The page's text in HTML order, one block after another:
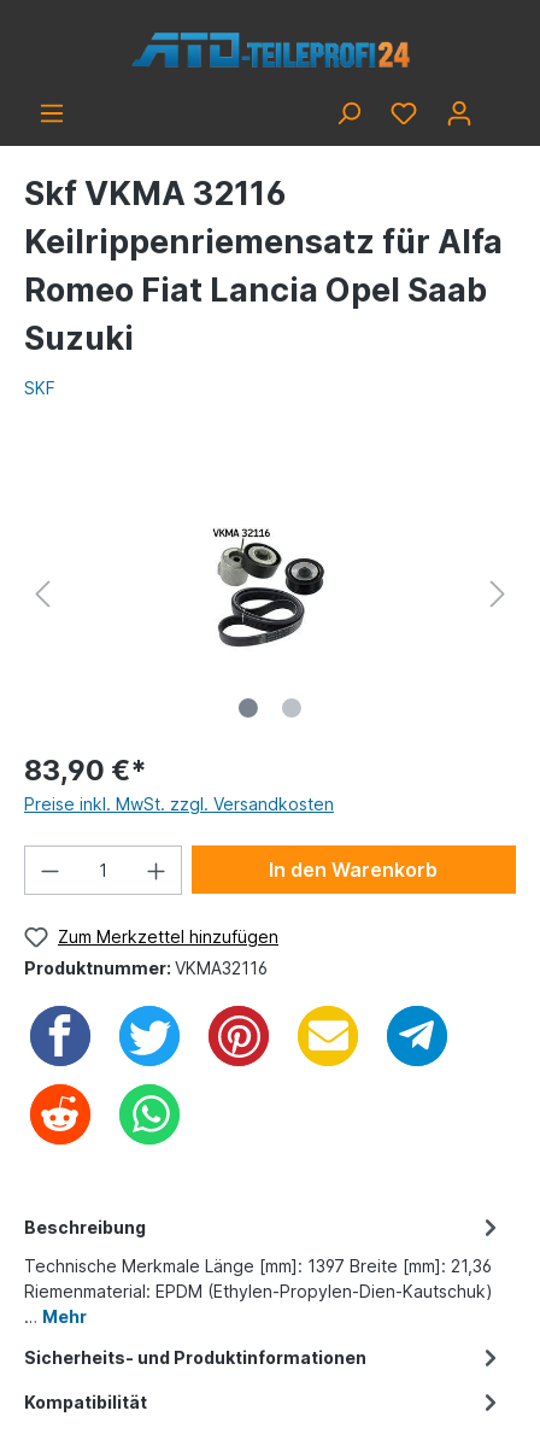
Skf VKMA 32116
Keilrippenriemensatz für Alfa
Romeo Fiat Lancia Opel Saab
Suzuki
SKF
83,90 €*
Preise inkl. MwSt. zzgl. Versandkosten
In den Warenkorb
Zum Merkzettel hinzufügen
Produktnummer: VKMA32116
Beschreibung
Technische Merkmale Länge [mm]: 1397 Breite [mm]: 21,36
Riemenmaterial: EPDM (Ethylen-Propylen-Dien-Kautschuk)
… Mehr
Sicherheits- und Produktinformationen
Kompatibilität